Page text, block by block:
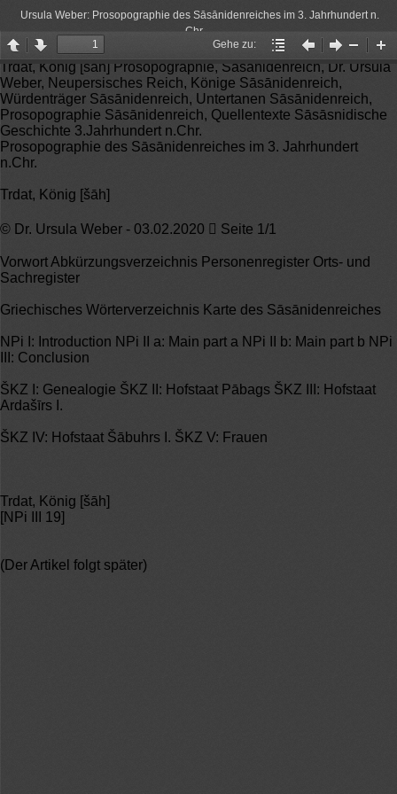
Ursula Weber: Prosopographie des Sāsānidenreiches im 3. Jahrhundert n.
Chr.
Page
up
Page
down
Zoom
Out
In
Gehe zu:
Gehe
zu:
Vorheriger
Artikel
Nächster
Artikel
Trdat, König [šāh] Prosopographie, Sāsānidenreich, Dr. Ursula
Weber, Neupersisches Reich, Könige Sāsānidenreich,
Würdenträger Sāsānidenreich, Untertanen Sāsānidenreich,
Prosopographie Sāsānidenreich, Quellentexte Sāsāsnidische
Geschichte 3.Jahrhundert n.Chr.
Prosopographie des Sāsānidenreiches im 3. Jahrhundert
n.Chr.
Trdat, König [šāh]
© Dr. Ursula Weber - 03.02.2020  Seite 1/1
Vorwort Abkürzungsverzeichnis Personenregister Orts- und
Sachregister
Griechisches Wörterverzeichnis Karte des Sāsānidenreiches
NPi I: Introduction NPi II a: Main part a NPi II b: Main part b NPi
III: Conclusion
ŠKZ I: Genealogie ŠKZ II: Hofstaat Pābags ŠKZ III: Hofstaat
Ardašīrs I.
ŠKZ IV: Hofstaat Šābuhrs I. ŠKZ V: Frauen
Trdat, König [šāh]
[NPi III 19]
(Der Artikel folgt später)